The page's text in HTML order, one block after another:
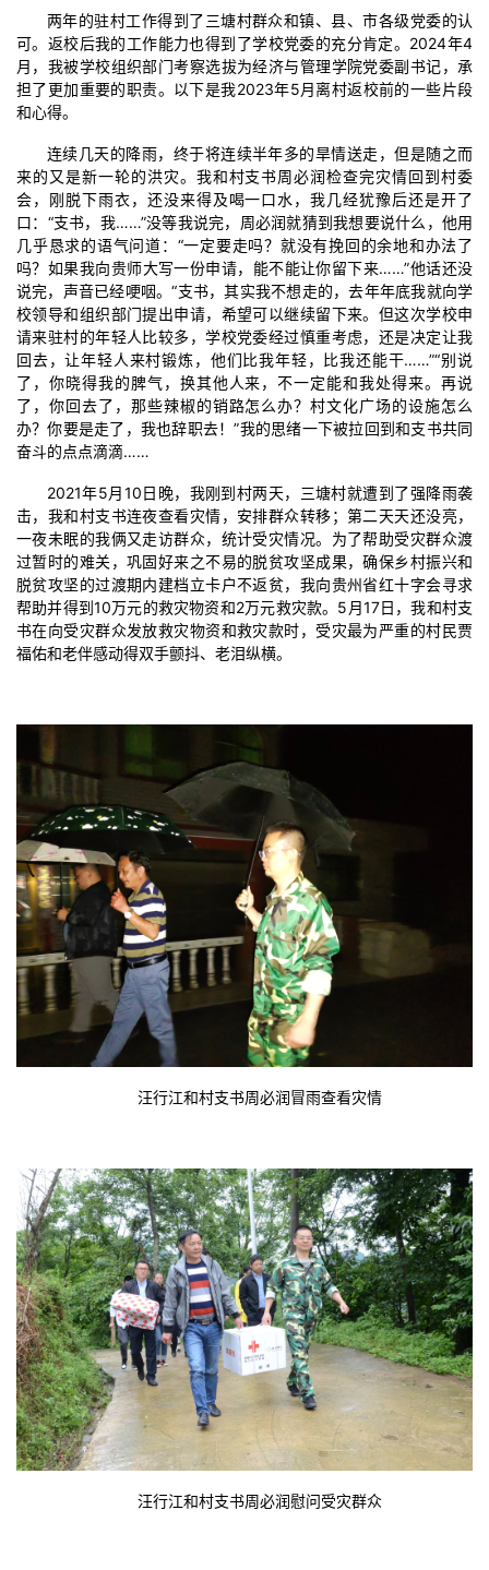
两年的驻村工作得到了三塘村群众和镇、县、市各级党委的认
可。返校后我的工作能力也得到了学校党委的充分肯定。2024年4
月，我被学校组织部门考察选拔为经济与管理学院党委副书记，承
担了更加重要的职责。以下是我2023年5月离村返校前的一些片段
和心得。
连续几天的降雨，终于将连续半年多的旱情送走，但是随之而
来的又是新一轮的洪灾。我和村支书周必润检查完灾情回到村委
会，刚脱下雨衣，还没来得及喝一口水，我几经犹豫后还是开了
口：“支书，我……”没等我说完，周必润就猜到我想要说什么，他用
几乎恳求的语气问道：“一定要走吗？就没有挽回的余地和办法了
吗？如果我向贵师大写一份申请，能不能让你留下来……”他话还没
说完，声音已经哽咽。“支书，其实我不想走的，去年年底我就向学
校领导和组织部门提出申请，希望可以继续留下来。但这次学校申
请来驻村的年轻人比较多，学校党委经过慎重考虑，还是决定让我
回去，让年轻人来村锻炼，他们比我年轻，比我还能干……”“别说
了，你晓得我的脾气，换其他人来，不一定能和我处得来。再说
了，你回去了，那些辣椒的销路怎么办？村文化广场的设施怎么
办？你要是走了，我也辞职去！”我的思绪一下被拉回到和支书共同
奋斗的点点滴滴……
2021年5月10日晚，我刚到村两天，三塘村就遭到了强降雨袭
击，我和村支书连夜查看灾情，安排群众转移；第二天天还没亮，
一夜未眠的我俩又走访群众，统计受灾情况。为了帮助受灾群众渡
过暂时的难关，巩固好来之不易的脱贫攻坚成果，确保乡村振兴和
脱贫攻坚的过渡期内建档立卡户不返贫，我向贵州省红十字会寻求
帮助并得到10万元的救灾物资和2万元救灾款。5月17日，我和村支
书在向受灾群众发放救灾物资和救灾款时，受灾最为严重的村民贾
福佑和老伴感动得双手颤抖、老泪纵横。
汪行江和村支书周必润冒雨查看灾情
汪行江和村支书周必润慰问受灾群众